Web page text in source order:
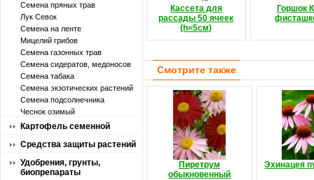
Семена пряных трав
Лук Севок
Семена на ленте
Мицелий грибов
Семена газонных трав
Семена сидератов, медоносов
Семена табака
Семена экзотических растений
Семена подсолнечника
Чеснок озимый
Картофель семенной
Средства защиты растений
Удобрения, грунты,
биопрепараты
Кассета для
рассады 50 ячеек
(h=5см)
Горшок
Смотрите также
Пиретрум
обыкновенный
Эхинацея